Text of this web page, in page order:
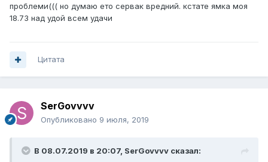
проблеми((( но думаю ето сервак вредний. кстате ямка моя
18.73 над удой всем удачи
Цитата
SerGovvvv
Опубликовано 9 июля, 2019
В 08.07.2019 в 20:07, SerGovvvv сказал: